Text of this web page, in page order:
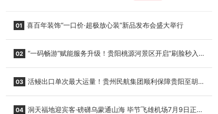
01 喜百年装饰“一口价·超极放心装”新品发布会盛大举行
02 “一码畅游”赋能服务升级！贵阳桃源河景区开启“刷脸秒入
03 活鳗出口单次最大运量！贵州民航集团顺利保障贵阳至胡
04 洞天福地迎宾客·磅礴乌蒙通山海 毕节飞雄机场7月9日正式